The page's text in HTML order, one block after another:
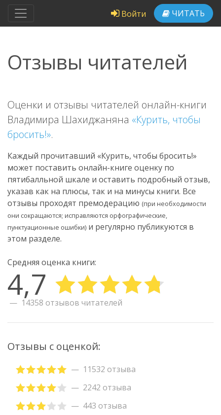
Войти ЧИТАТЬ
Отзывы читателей
Оценки и отзывы читателей онлайн-книги
Владимира Шахиджаняна «Курить, чтобы
бросить!».
Каждый прочитавший «Курить, чтобы бросить!»
может поставить онлайн-книге оценку по
пятибалльной шкале и оставить подробный отзыв,
указав как на плюсы, так и на минусы книги. Все
отзывы проходят премодерацию (при необходимости
они сокращаются; исправляются орфографические,
пунктуационные ошибки) и регулярно публикуются в
этом разделе.
Средняя оценка книги:
4,7
14358 отзывов читателей
Отзывы с оценкой:
11532 отзыва
2242 отзыва
443 отзыва